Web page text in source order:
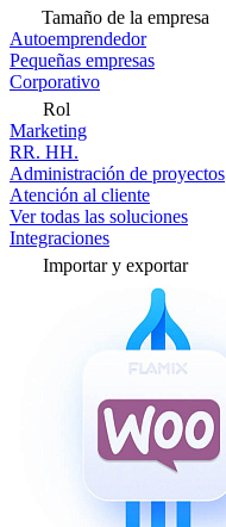
Tamaño de la empresa
Autoemprendedor
Pequeñas empresas
Corporativo
Rol
Marketing
RR. HH.
Administración de proyectos
Atención al cliente
Ver todas las soluciones
Integraciones
Importar y exportar